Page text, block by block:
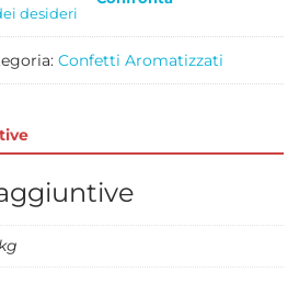
desideri
Confetti Aromatizzati